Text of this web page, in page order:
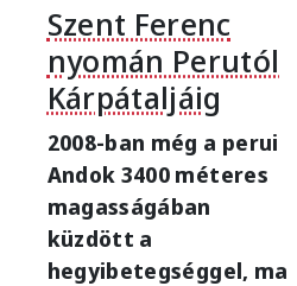
Szent Ferenc
nyomán Perutól
Kárpátaljáig
2008-ban még a perui
Andok 3400 méteres
magasságában
küzdött a
hegyibetegséggel, ma